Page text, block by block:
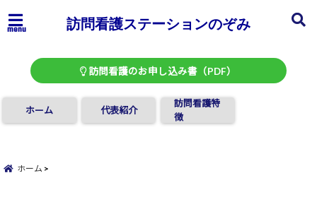
menu 訪問看護ステーションのぞみ
訪問看護のお申し込み書（PDF）
ホーム 代表紹介
訪問看護特
徴
ホーム